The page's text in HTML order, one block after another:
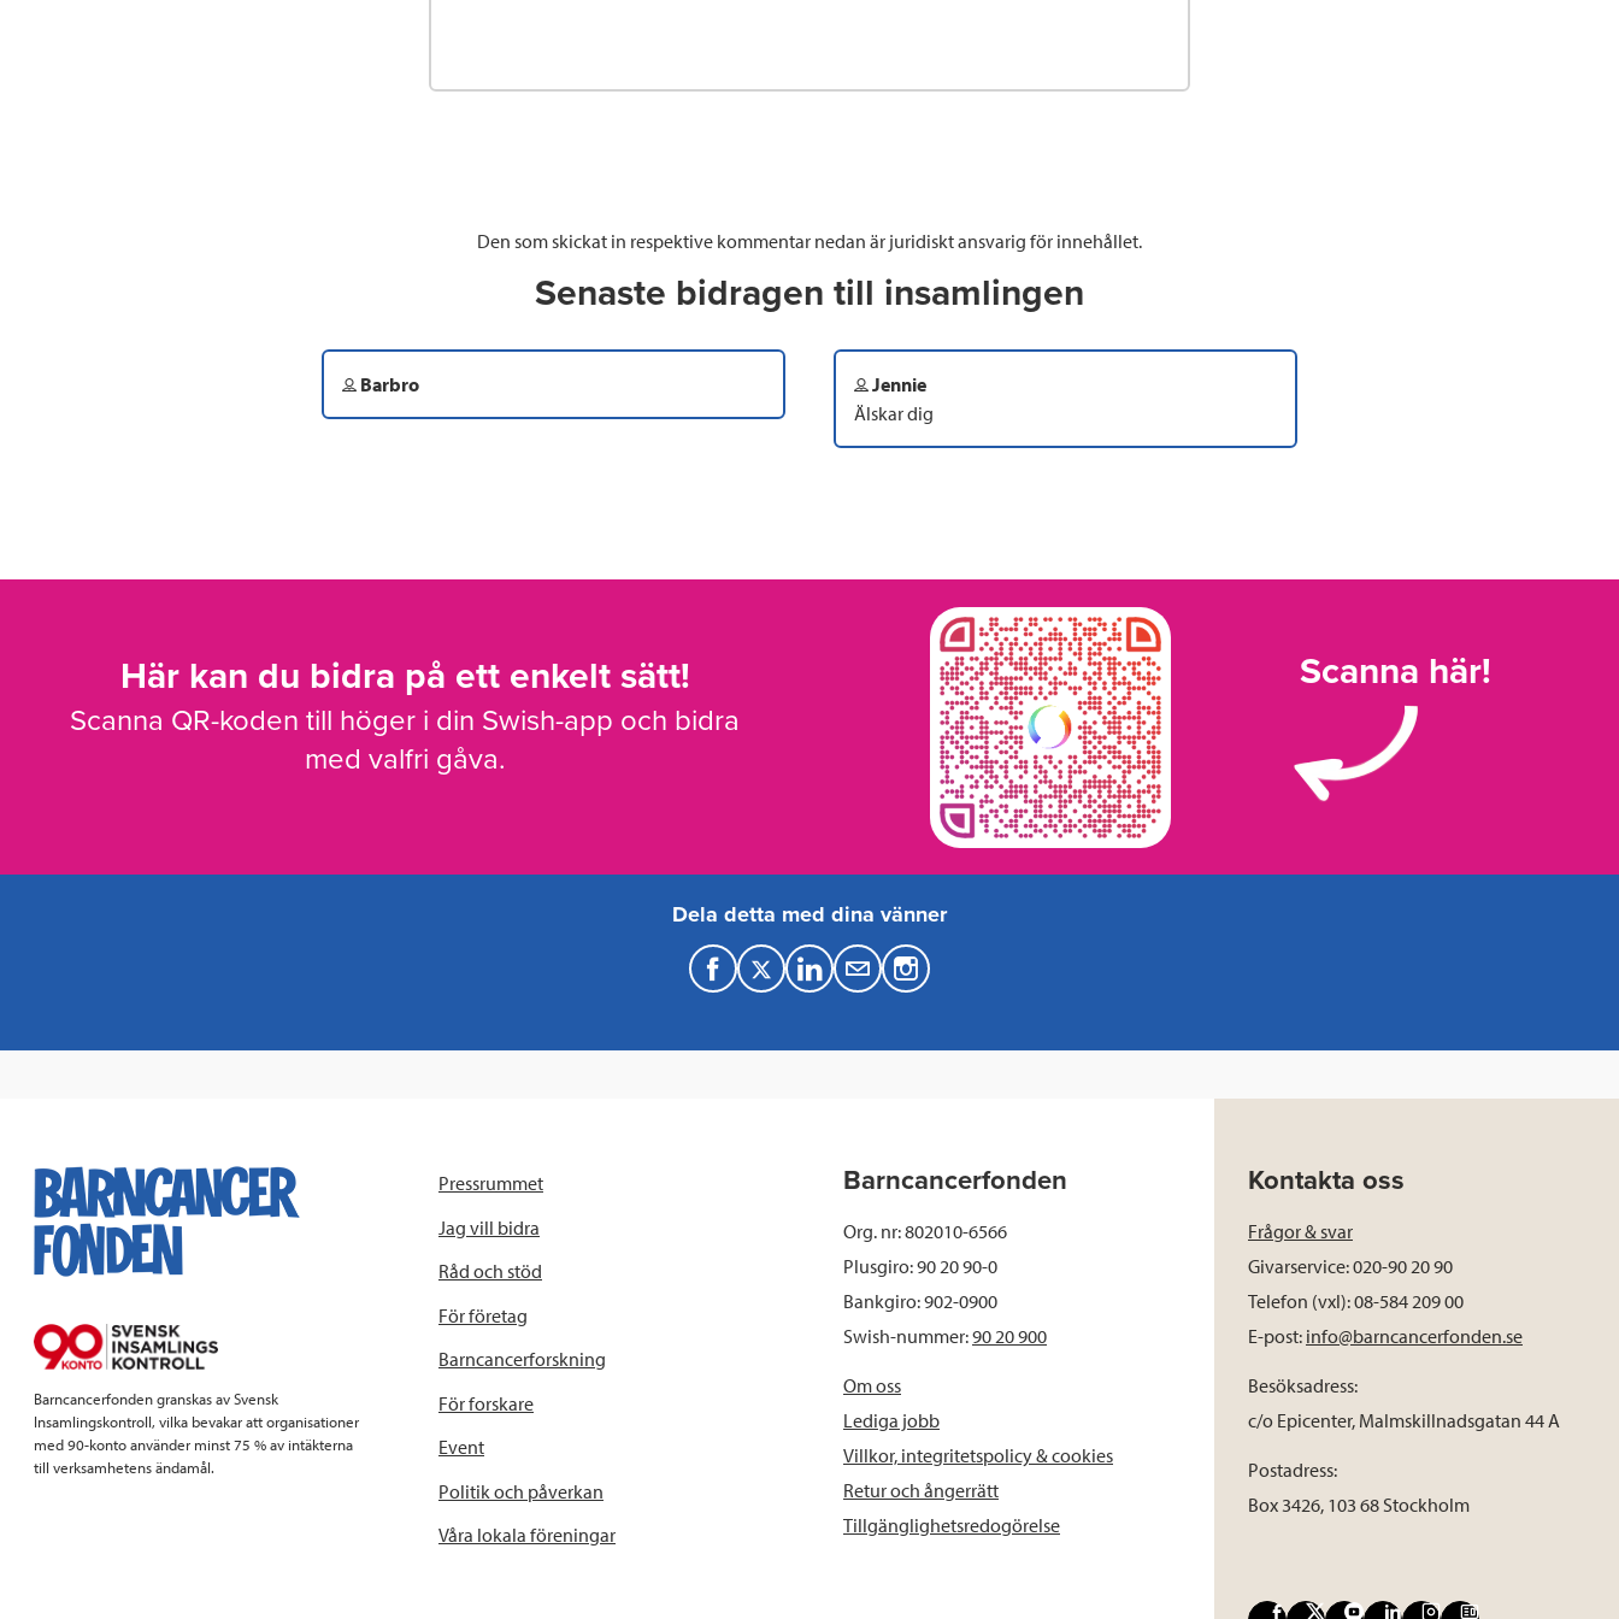
Den som skickat in respektive kommentar nedan är juridiskt ansvarig för innehållet.
Senaste bidragen till insamlingen
Barbro
Jennie
Älskar dig
Här kan du bidra på ett enkelt sätt!
Scanna QR-koden till höger i din Swish-app och bidra
med valfri gåva.
Scanna här!
Dela detta med dina vänner
F
T
L
M
Barncancerfonden granskas av Svensk
Insamlingskontroll, vilka bevakar att organisationer
med 90-konto använder minst 75 % av intäkterna
till verksamhetens ändamål.
Pressrummet
Jag vill bidra
Råd och stöd
För företag
Barncancerforskning
För forskare
Event
Politik och påverkan
Våra lokala föreningar
Barncancerfonden
Org. nr: 802010-6566
Plusgiro: 90 20 90-0
Bankgiro: 902-0900
Swish-nummer:90 20 900
Om oss
Lediga jobb
Villkor, integritetspolicy & cookies
Retur och ångerrätt
Tillgänglighetsredogörelse
Kontakta oss
Frågor & svar
Givarservice: 020-90 20 90
Telefon (vxl): 08-584 209 00
E-post: info@barncancerfonden.se
Besöksadress:
c/o Epicenter, Malmskillnadsgatan 44 A
Postadress:
Box 3426, 103 68 Stockholm